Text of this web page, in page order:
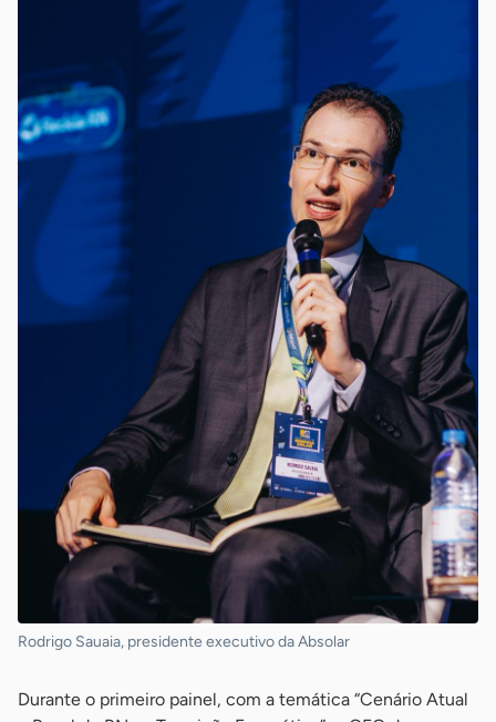
Rodrigo Sauaia, presidente executivo da Absolar
Durante o primeiro painel, com a temática “Cenário Atual